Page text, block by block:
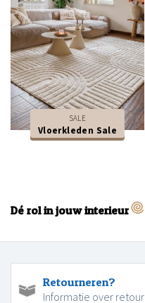
SALE
Vloerkleden Sale
Dé rol in jouw interieur
Retourneren?
Informatie over retour